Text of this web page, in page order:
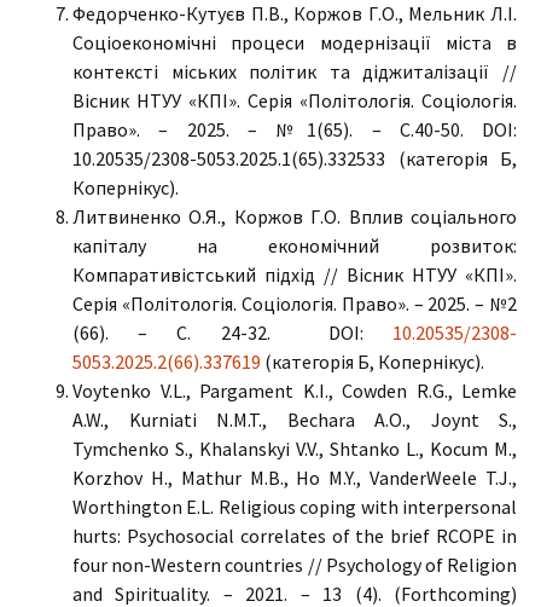
Федорченко-Кутуєв П.В., Коржов Г.О., Мельник Л.І.
Соціоекономічні процеси модернізації міста в
контексті міських політик та діджиталізації //
Вісник НТУУ «КПІ». Серія «Політологія. Соціологія.
Право». – 2025. – №1(65). – C.40-50. DOI:
10.20535/2308-5053.2025.1(65).332533 (категорія Б,
Копернікус).
Литвиненко О.Я., Коржов Г.О. Вплив соціального
капіталу на економічний розвиток:
Компаративістський підхід // Вісник НТУУ «КПІ».
Серія «Політологія. Соціологія. Право». – 2025. – №2
(66). – C. 24-32. DOI: 10.20535/2308-
5053.2025.2(66).337619 (категорія Б, Копернікус).
Voytenko V.L., Pargament K.I., Cowden R.G., Lemke
A.W., Kurniati N.M.T., Bechara A.O., Joynt S.,
Tymchenko S., Khalanskyi V.V., Shtanko L., Kocum M.,
Korzhov H., Mathur M.B., Ho M.Y., VanderWeele T.J.,
Worthington E.L. Religious coping with interpersonal
hurts: Psychosocial correlates of the brief RCOPE in
four non-Western countries // Psychology of Religion
and Spirituality. – 2021. – 13 (4). (Forthcoming)